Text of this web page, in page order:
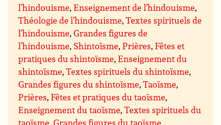
l’hindouisme,Enseignement de l’hindouisme,
Théologie de l’hindouisme,Textes spirituels de
l’hindouisme,Grandes figures de
l’hindouisme, Shintoïsme,Prières,Fêtes et
pratiques du shintoïsme,Enseignement du
shintoïsme,Textes spirituels du shintoïsme,
Grandes figures du shintoïsme,Taoïsme,
Prières,Fêtes et pratiques du taoïsme,
Enseignement du taoïsme,Textes spirituels du
taoïsme,Grandes figures du taoïsme,